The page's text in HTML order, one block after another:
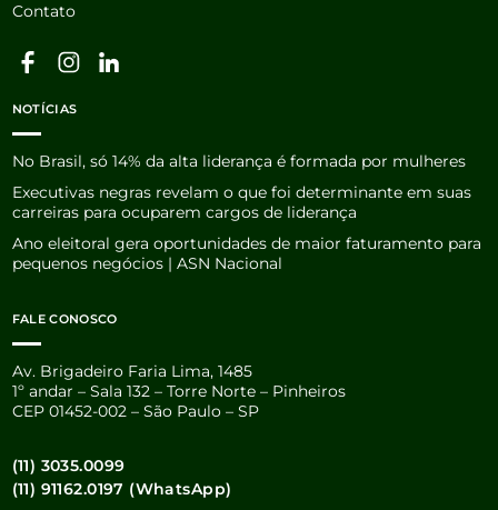
Contato
NOTÍCIAS
No Brasil, só 14% da alta liderança é formada por mulheres
Executivas negras revelam o que foi determinante em suas
carreiras para ocuparem cargos de liderança
Ano eleitoral gera oportunidades de maior faturamento para
pequenos negócios | ASN Nacional
FALE CONOSCO
Av. Brigadeiro Faria Lima, 1485
1º andar – Sala 132 – Torre Norte – Pinheiros
CEP 01452-002 – São Paulo – SP
(11) 3035.0099
(11) 91162.0197 (WhatsApp)